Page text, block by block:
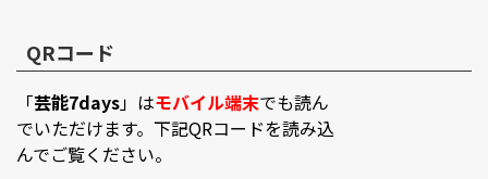
QRコード
「芸能7days」はモバイル端末でも読ん
でいただけます。下記QRコードを読み込
んでご覧ください。